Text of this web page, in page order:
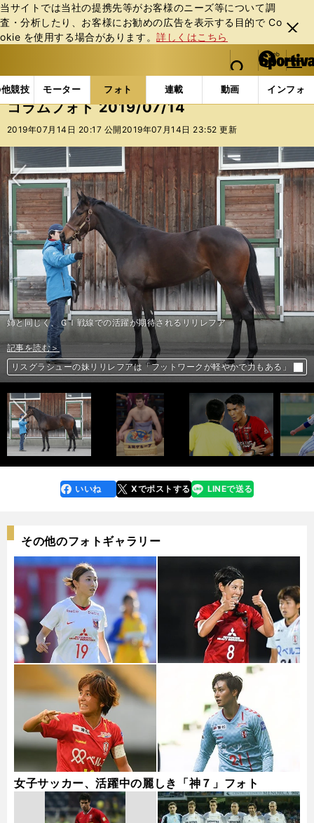
当サイトでは当社の提携先等がお客様のニーズ等について調
査・分析したり、お客様にお勧めの広告を表⽰する⽬的で Co
okie を使⽤する場合があります。詳しくはこちら
閉じ
る
web Sportiva (webスポルティーバ)
検索
マイペ
ー
ジ
メニュ
競技 モーター フォト 連載 動画 インフォ
b
ス
ポ
ル
ィ
ー
バ
フォトギャラリー コラムフォト コラムフォト
コラムフォト 2019/07/14
2019年07月14日 20:17 公開 2019年07月14日 23:52 更新
次へ
姉と同じく、ＧＩ戦線での活躍が期待されるリリレフア
記事を読む＞
リスグラシューの妹リリレフアは「フットワークが軽やかで力もある」
記事を読む＞
「若い衆の頃は地獄でした…」琴欧洲はなぜスピード出世できたのか？
記事を読む＞
誤審は関係ない。浦和レッズの問題はゴールの匂いが感じられないこと
記事を読む＞
体重100キロ超も投球は繊細。酒田南のエースはすべてがど迫力だ
前へ
faceboo
k
いいね Xでポストする
line LINEで送る
その他のフォトギャラリー
女子サッカー、活躍中の麗しき「神７」フォト